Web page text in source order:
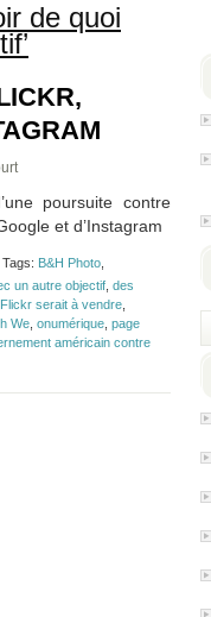
de quoi
poursuite contre
et d’Instagram
Tags: B&H Photo
un autre objectif des
Flickr serait à vendre
We onumérique page
américain contre